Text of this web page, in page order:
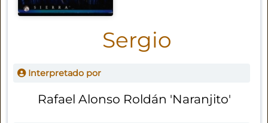
Sergio
Interpretado por
Rafael Alonso Roldán 'Naranjito'